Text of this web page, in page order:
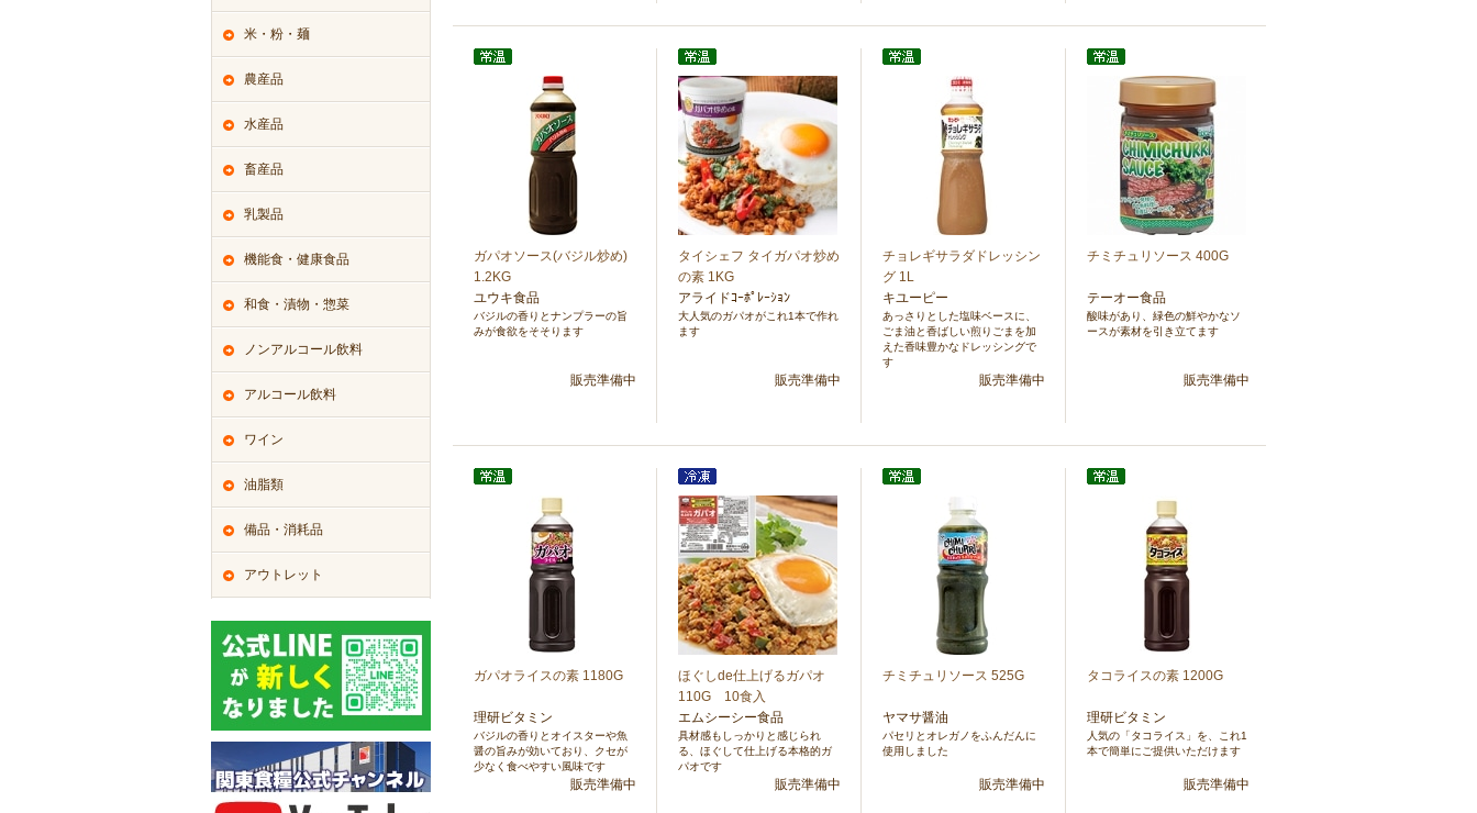
ガパオソース(バジル炒め)
1.2KG
ユウキ食品
バジルの香りとナンプラーの旨
みが食欲をそそります
販売準備中
タイシェフ タイガパオ炒め
の素 1KG
アライドｺｰﾎﾟﾚｰｼｮﾝ
大人気のガパオがこれ1本で作れ
ます
販売準備中
チョレギサラダドレッシン
グ 1L
キユーピー
あっさりとした塩味ベースに、
ごま油と香ばしい煎りごまを加
えた香味豊かなドレッシングで
す
販売準備中
チミチュリソース 400G
テーオー食品
酸味があり、緑色の鮮やかなソ
ースが素材を引き立てます
販売準備中
ガパオライスの素 1180G
理研ビタミン
バジルの香りとオイスターや魚
醤の旨みが効いており、クセが
少なく食べやすい風味です
販売準備中
ほぐしde仕上げるガパオ
110G 10食入
エムシーシー食品
具材感もしっかりと感じられ
る、ほぐして仕上げる本格的ガ
パオです
販売準備中
チミチュリソース 525G
ヤマサ醤油
パセリとオレガノをふんだんに
使用しました
販売準備中
タコライスの素 1200G
理研ビタミン
人気の「タコライス」を、これ1
本で簡単にご提供いただけます
販売準備中
米・粉・麺
農産品
水産品
畜産品
乳製品
機能食・健康食品
和食・漬物・惣菜
ノンアルコール飲料
アルコール飲料
ワイン
油脂類
備品・消耗品
アウトレット